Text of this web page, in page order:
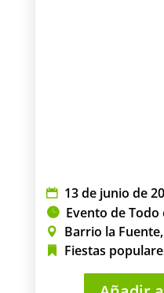
13 de junio de
Evento de Todo
Barrio la
Fiestas